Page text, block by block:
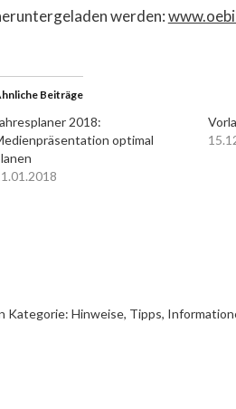
werden:
Beiträge
2018:
optimal
Kategorie: Hinweise, Tipps,